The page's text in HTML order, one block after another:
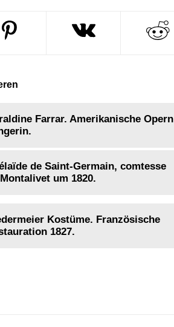
Farrar. Amerikanische Opern
de Saint-Germain, comtesse
um 1820.
Kostüme. Französische
1827.